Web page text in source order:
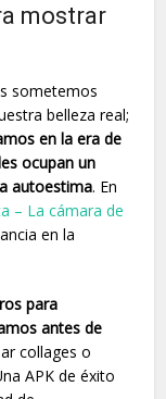
mostrar
sometemos
belleza real;
en la era de
ocupan un
autoestima. En
– La cámara de
en la
para
antes de
collages o
APK de éxito